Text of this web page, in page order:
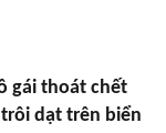
gái thoát chết
dạt trên biển